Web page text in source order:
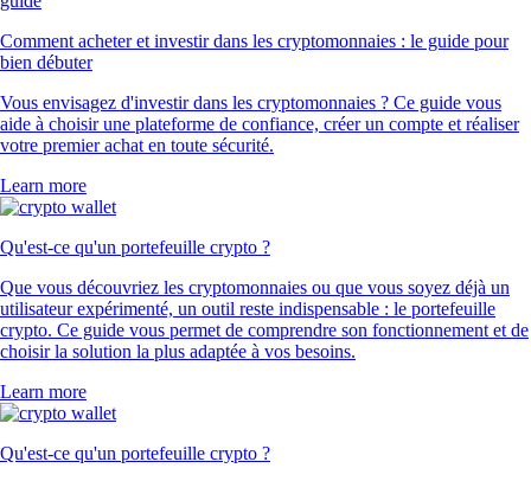
Comment acheter et investir dans les cryptomonnaies : le guide pour
bien débuter
Vous envisagez d'investir dans les cryptomonnaies ? Ce guide vous
aide à choisir une plateforme de confiance, créer un compte et réaliser
votre premier achat en toute sécurité.
Learn more
Qu'est-ce qu'un portefeuille crypto ?
Que vous découvriez les cryptomonnaies ou que vous soyez déjà un
utilisateur expérimenté, un outil reste indispensable : le portefeuille
crypto. Ce guide vous permet de comprendre son fonctionnement et de
choisir la solution la plus adaptée à vos besoins.
Learn more
Qu'est-ce qu'un portefeuille crypto ?